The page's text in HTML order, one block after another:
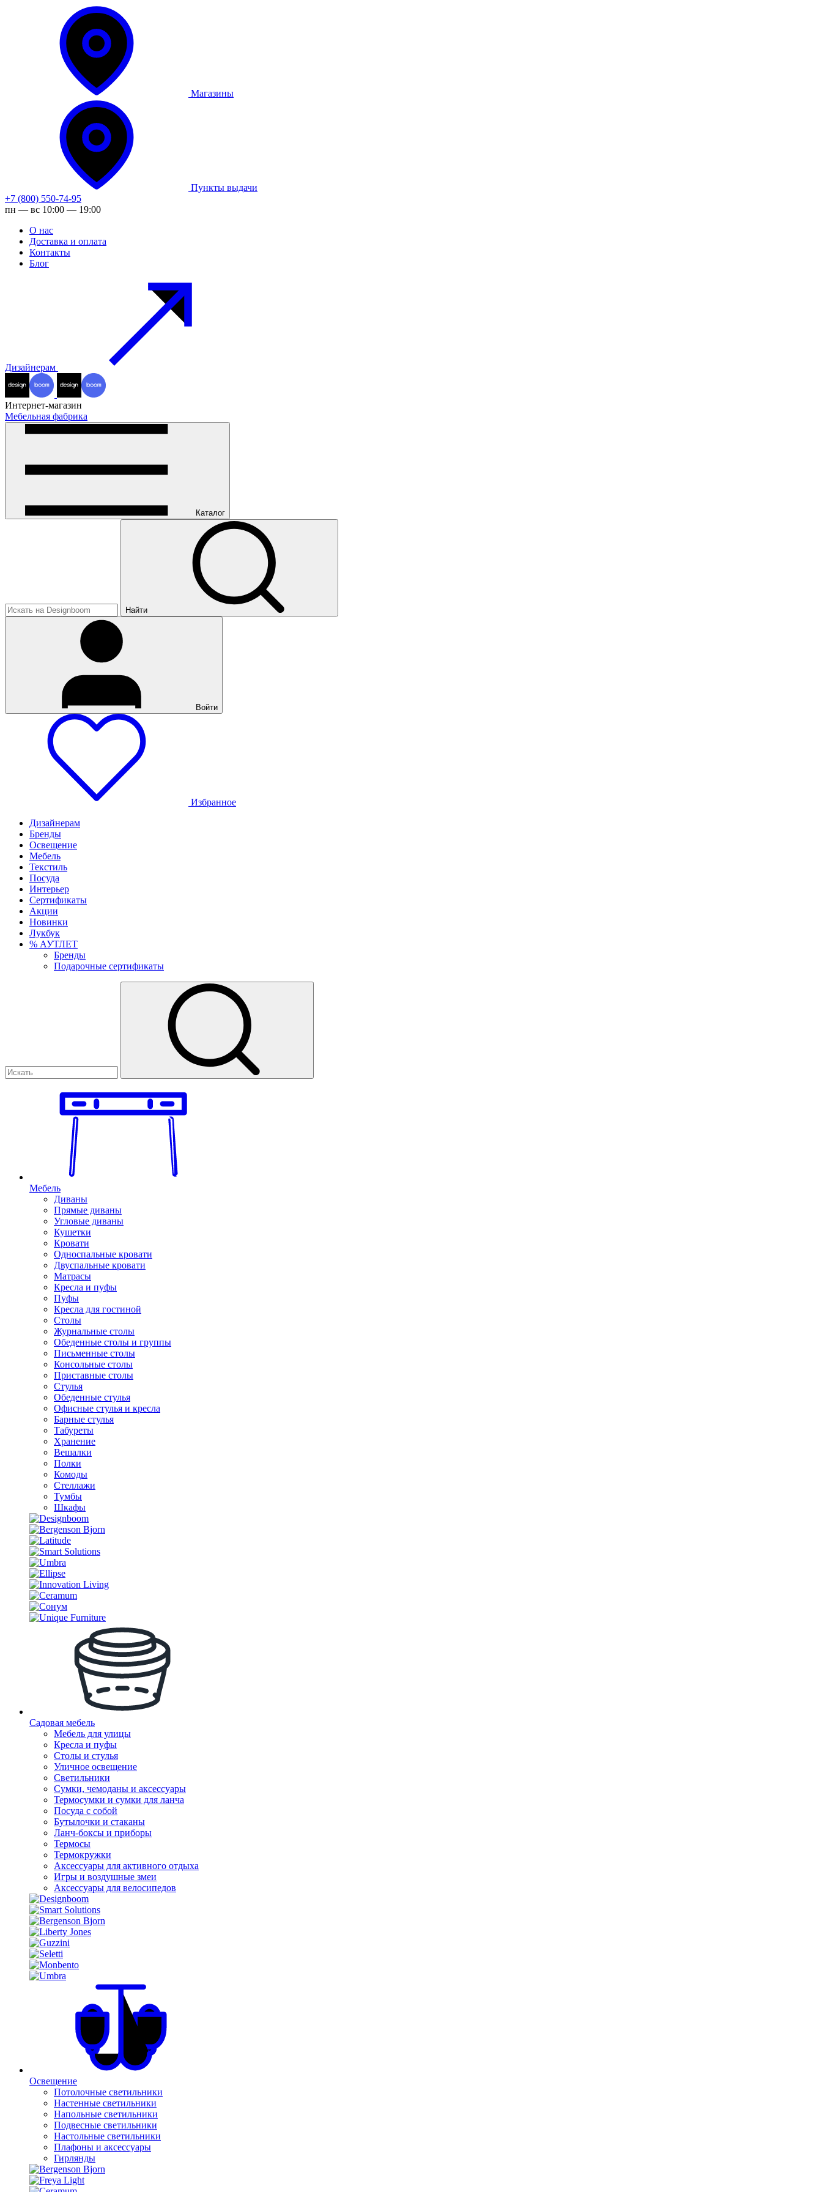
Магазины
Пункты выдачи
+7 (800) 550-74-95
пн — вс 10:00 — 19:00
О нас
Доставка и оплата
Контакты
Блог
Дизайнерам
Интернет-магазин
Мебельная фабрика
Каталог
Найти
Войти
Избранное
Дизайнерам
Бренды
Освещение
Мебель
Текстиль
Посуда
Интерьер
Сертификаты
Акции
Новинки
Лукбук
% АУТЛЕТ
Бренды
Подарочные сертификаты
Мебель
Диваны
Прямые диваны
Угловые диваны
Кушетки
Кровати
Односпальные кровати
Двуспальные кровати
Матрасы
Кресла и пуфы
Пуфы
Кресла для гостиной
Столы
Журнальные столы
Обеденные столы и группы
Письменные столы
Консольные столы
Приставные столы
Стулья
Обеденные стулья
Офисные стулья и кресла
Барные стулья
Табуреты
Хранение
Вешалки
Полки
Комоды
Стеллажи
Тумбы
Шкафы
Садовая мебель
Мебель для улицы
Кресла и пуфы
Столы и стулья
Уличное освещение
Светильники
Сумки, чемоданы и аксессуары
Термосумки и сумки для ланча
Посуда с собой
Бутылочки и стаканы
Ланч-боксы и приборы
Термосы
Термокружки
Аксессуары для активного отдыха
Игры и воздушные змеи
Аксессуары для велосипедов
Освещение
Потолочные светильники
Настенные светильники
Напольные светильники
Подвесные светильники
Настольные светильники
Плафоны и аксессуары
Гирлянды